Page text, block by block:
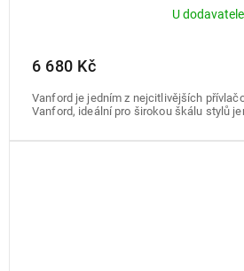
U
6 680 Kč
Vanford je jedním z nejcitlivějších
Vanford, ideální pro širokou škálu stylů